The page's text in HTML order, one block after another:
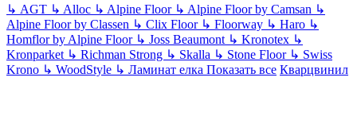
↳ AGT ↳ Alloc ↳ Alpine Floor ↳ Alpine Floor by Camsan ↳
Alpine Floor by Classen ↳ Clix Floor ↳ Floorway ↳ Haro ↳
Homflor by Alpine Floor ↳ Joss Beaumont ↳ Kronotex ↳
Kronparket ↳ Richman Strong ↳ Skalla ↳ Stone Floor ↳ Swiss
Krono ↳ WoodStyle ↳ Ламинат елка Показать все Кварцвинил